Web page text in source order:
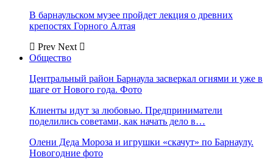
В барнаульском музее пройдет лекция о древних
крепостях Горного Алтая
Prev Next
Общество
Центральный район Барнаула засверкал огнями и уже в
шаге от Нового года. Фото
Клиенты идут за любовью. Предприниматели
поделились советами, как начать дело в…
Олени Деда Мороза и игрушки «скачут» по Барнаулу.
Новогодние фото